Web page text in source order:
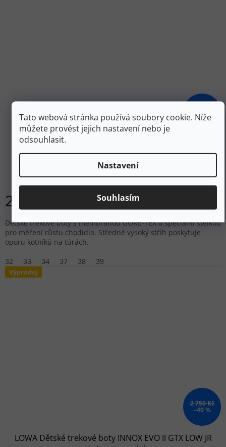
Tato webová stránka používá soubory cookie. Níže
můžete provést jejich nastavení nebo je
odsouhlasit.
Nastavení
Souhlasím
–35 %
MEINDL Dětské trekové boty MINNESOTA JR GTX
lemon/grau - modré
Skladem
2 142 Kč
Dětské trekové boty s membránou GORE-TEX a speciální stélkou
pro měření růstu chodidla. Středně vysoký střih poskytuje
oporu kotníků na túrách.
32
33 34 37 38 39
Výprodej
2 750 Kč
–40 %
LOWA Dětské trekové boty INNOX EVO II GTX LOW JR